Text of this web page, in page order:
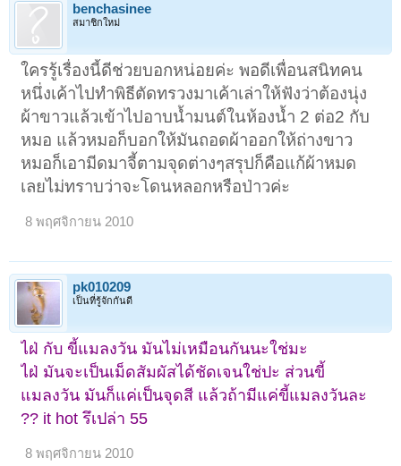
benchasinee
สมาชิกใหม่
ใครรู้เรื่องนี้ดีช่วยบอกหน่อยค่ะ พอดีเพื่อนสนิทคน
หนึ่งเค้าไปทำพิธีตัดทรวงมาเค้าเล่าให้ฟังว่าต้องนุ่ง
ผ้าขาวแล้วเข้าไปอาบน้ำมนต์ในห้องน้ำ 2 ต่อ2 กับ
หมอ แล้วหมอก็บอกให้มันถอดผ้าออกให้ถ่างขาว
หมอก็เอามีดมาจี้ตามจุดต่างๆสรุปก็คือแก้ผ้าหมด
เลยไม่ทราบว่าจะโดนหลอกหรือป่าวค่ะ
8 พฤศจิกายน 2010
pk010209
เป็นที่รู้จักกันดี
ไฝ่ กับ ขี้แมลงวัน มันไม่เหมือนกันนะใช่มะ
ไฝ่ มันจะเป็นเม็ดสัมผัสได้ชัดเจนใช่ปะ ส่วนขี้
แมลงวัน มันก็แค่เป็นจุดสี แล้วถ้ามีแค่ขี้แมลงวันละ
?? it hot รึเปล่า 55
8 พฤศจิกายน 2010